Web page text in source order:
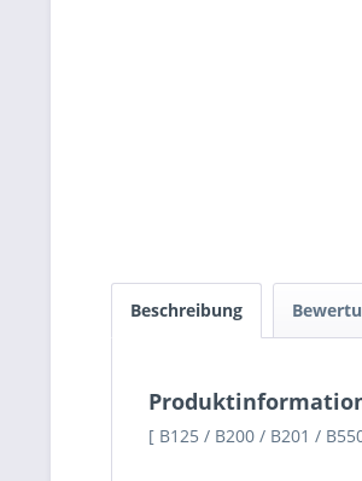
Beschreibung
[ B125 / B200 / B201 /